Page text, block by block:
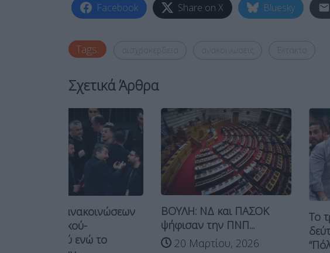
Facebook Share on X Bluesky
Tags:
Σχετικά Άρθρα
ΒΟΥΛΗ: ΝΔ και ΠΑΣΟΚ
ψήφισαν την ΠΝΠ...
20 Μαρτίου, 2026
Το τρίτο ημίχρονο του
δεύτερου τελικού-
“Πόλεμος”...